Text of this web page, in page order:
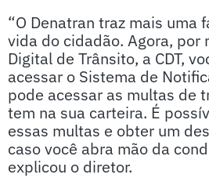
“O Denatran traz mais uma
vida do cidadão. Agora, por
Digital de Trânsito, a CDT,
acessar o Sistema de
pode acessar as multas de
tem na sua carteira. É
essas multas e obter um
caso você abra mão da
explicou o diretor.